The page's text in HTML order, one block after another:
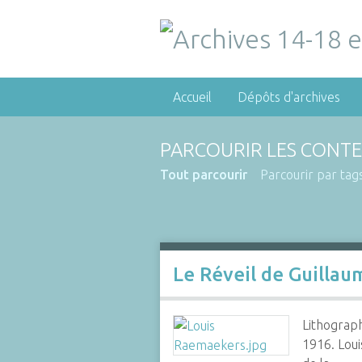
Accueil Dépôts d'archives
PARCOURIR LES
Tout parcourir Parcourir par
Le Réveil de
1916.